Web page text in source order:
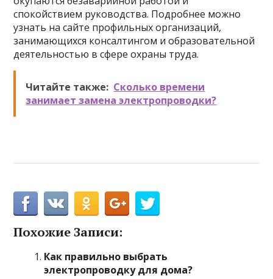
спокойствием руководства. Подробнее можно
узнать на сайте профильных организаций,
занимающихся консалтингом и образовательной
деятельностью в сфере охраны труда.
Читайте также: Сколько времени
занимает замена электропроводки?
Похожие Записи:
Как правильно выбрать
электропроводку для дома?